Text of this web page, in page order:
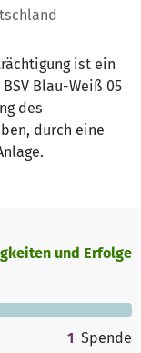
ist ein
Blau-Weiß 05
des
durch eine
und Erfolge
1 Spende